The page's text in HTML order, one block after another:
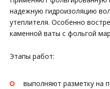
надежную гидроизоляцию
утеплителя. Особенно
каменной ваты с фольгой
Этапы работ:
выполняют разметку на